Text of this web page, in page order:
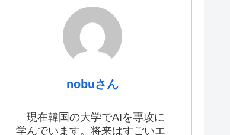
nobuさん
現在韓国の大学でAIを専攻に
学んでいます。将来はすごいエ